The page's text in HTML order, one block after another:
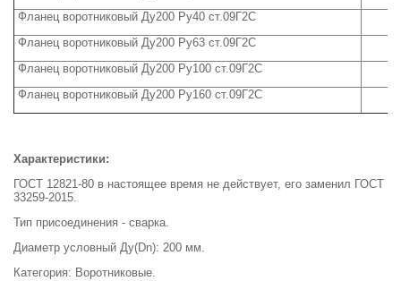
Фланец воротниковый Ду200 Ру40 ст.09Г2С
Фланец воротниковый Ду200 Ру63 ст.09Г2С
Фланец воротниковый Ду200 Ру100 ст.09Г2С
Фланец воротниковый Ду200 Ру160 ст.09Г2С
Характеристики:
ГОСТ 12821-80 в настоящее время не действует, его заменил ГОСТ
33259-2015.
Тип присоединения - сварка.
Диаметр условный Ду(Dn): 200 мм.
Категория: Воротниковые.